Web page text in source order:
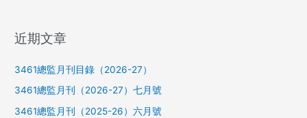
近期文章
3461總監月刊目錄（2026-27）
3461總監月刊（2026-27）七月號
3461總監月刊（2025-26）六月號